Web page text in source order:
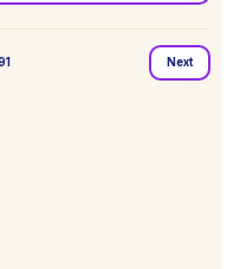
Next